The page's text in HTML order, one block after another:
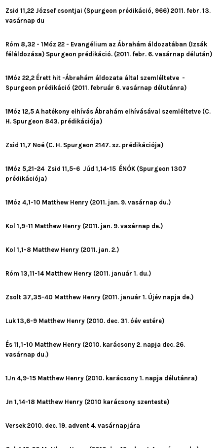
Zsid 11,22 József csontjai (Spurgeon prédikáció, 966) 2011. febr. 13.
vasárnap du
Róm 8,32 - 1Móz 22 - Evangélium az Ábrahám áldozatában (Izsák
féláldozása) Spurgeon prédikáció. (2011. febr. 6. vasárnap délután)
1Móz 22,2 Érett hit -Ábrahám áldozata által szemléltetve -
Spurgeon prédikáció (2011. február 6. vasárnap délutánra)
1Móz 12,5 A hatékony elhívás Ábrahám elhívásával szemléltetve (C.
H. Spurgeon 843. prédikációja)
Zsid 11,7 Noé (C. H. Spurgeon 2147. sz. prédikációja)
1Móz 5,21-24 Zsid 11,5-6 Júd 1,14-15 ÉNÓK (Spurgeon 1307
prédikációja)
1Móz 4,1-10 Matthew Henry (2011. jan. 9. vasárnap du.)
Kol 1,9-11 Matthew Henry (2011. jan. 9. vasárnap de.)
Kol 1,1-8 Matthew Henry (2011. jan. 2.)
Róm 13,11-14 Matthew Henry (2011. január 1. du.)
Zsolt 37,35-40 Matthew Henry (2011. január 1. Újév napja de.)
Luk 13,6-9 Matthew Henry (2010. dec. 31. óév estére)
És 11,1-10 Matthew Henry (2010. karácsony 2. napja dec. 26.
vasárnap du.)
1Jn 4,9-15 Matthew Henry (2010. karácsony 1. napja délutánra)
Jn 1,14-18 Matthew Henry (2010 karácsony szenteste)
Versek 2010. dec. 19. advent 4. vasárnapjára